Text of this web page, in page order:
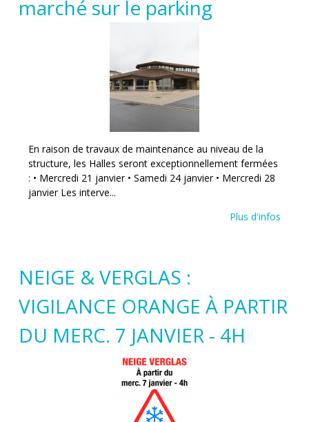
marché sur le parking
En raison de travaux de maintenance au niveau de la
structure, les Halles seront exceptionnellement fermées
: • Mercredi 21 janvier • Samedi 24 janvier • Mercredi 28
janvier Les interve...
Plus d'infos
NEIGE & VERGLAS :
VIGILANCE ORANGE À PARTIR
DU MERC. 7 JANVIER - 4H